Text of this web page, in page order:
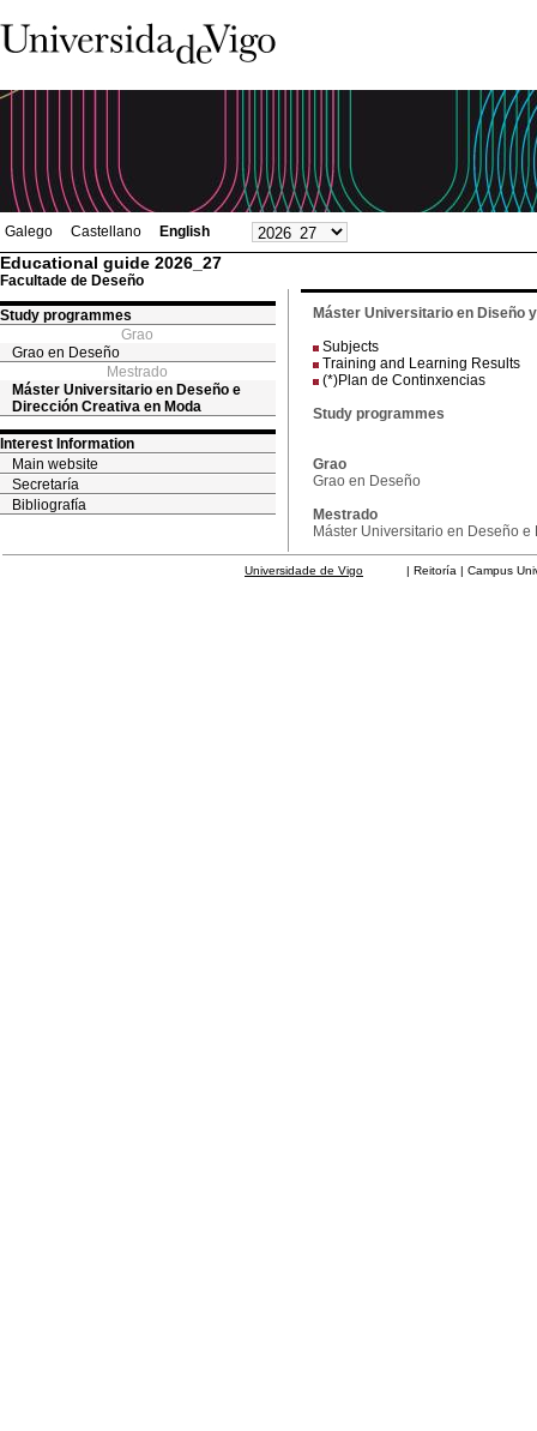
Galego Castellano English
Educational guide 2026_27
Facultade de Deseño
Study programmes
Grao
Grao en Deseño
Mestrado
Máster Universitario en Deseño e
Dirección Creativa en Moda
Interest Information
Main website
Secretaría
Bibliografía
Máster Universitario en Diseño
Subjects
Training and Learning Results
(*)Plan de Continxencias
Study programmes
Grao
Grao en Deseño
Mestrado
Máster Universitario en Deseño
Universidade de Vigo | Reitoría | Campus